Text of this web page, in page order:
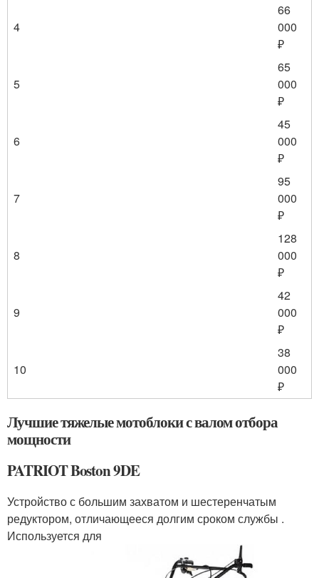
4
66
000
₽
5
65
000
₽
6
45
000
₽
7
95
000
₽
8
128
000
₽
9
42
000
₽
10
38
000
₽
Лучшие тяжелые мотоблоки с валом отбора
мощности
PATRIOT Boston 9DE
Устройство с большим захватом и шестеренчатым
редуктором, отличающееся долгим сроком службы .
Используется для